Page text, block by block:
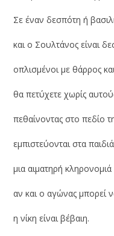
Σε έναν δεσπότη ή
και ο Σουλτάνος είναι
οπλισμένοι με θάρρος
θα πετύχετε χωρίς
πεθαίνοντας στο πεδίο
εμπιστεύονται στα
μια αιματηρή
αν και ο αγώνας μπορεί
η νίκη είναι βέβαιη.